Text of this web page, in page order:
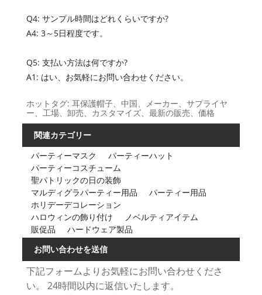
Q4: サンプル時間はどれくらいですか?
A4: 3～5日程度です。
Q5: 支払い方法は何ですか?
A1: はい、お気軽にお問い合わせください。
ホットタグ: 耳保護帽子、中国、メーカー、サプライヤ
ー、工場、卸売、カスタマイズ、最新の販売、価格
関連カテゴリー
パーティーマスク
パーティーハット
パーティーコスチューム
聖パトリックの日の装飾
マルディグラパーティー用品
パーティー用品
ホリデーデコレーション
ハロウィンの飾り付け
ノベルティアイテム
販促品
ハードウェア製品
お問い合わせを送信
下記フォームよりお気軽にお問い合わせくださ
い。 24時間以内に返信いたします。